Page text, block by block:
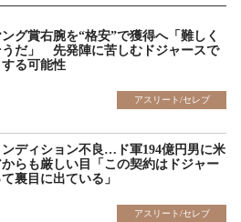
グ賞右腕を“格安”で獲得へ「難しく
うだ」 先発陣に苦しむドジャースで
する可能性
アスリート/セレブ
ディション不良…ド軍194億円男に米
らも厳しい目「この契約はドジャー
裏目に出ている」
アスリート/セレブ